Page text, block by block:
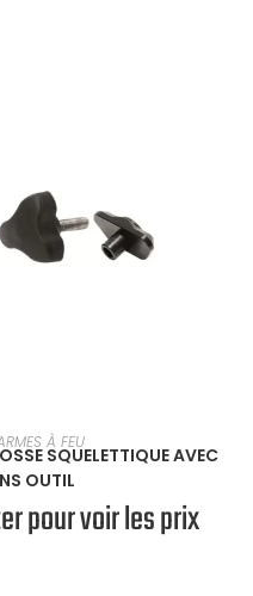
PLUSÀ FEU
SQUELETTIQUE AVEC
OUTIL
pour voir les prix